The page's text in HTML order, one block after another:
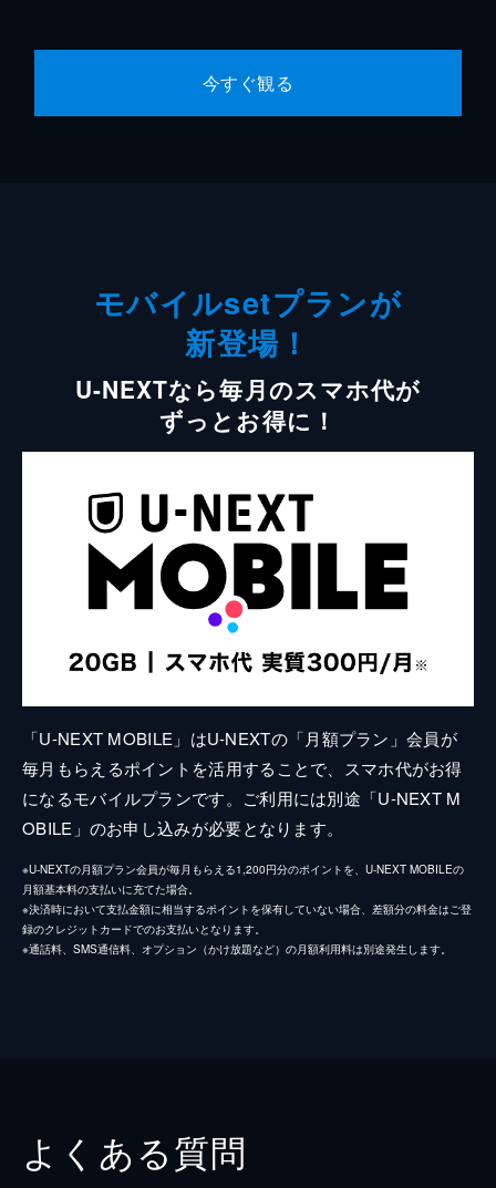
今すぐ観る
モバイルsetプランが
新登場！
U-NEXTなら毎月のスマホ代が
ずっとお得に！
「U-NEXT MOBILE」はU-NEXTの「月額プラン」会員が
毎月もらえるポイントを活用することで、スマホ代がお得
になるモバイルプランです。ご利用には別途「U-NEXT M
OBILE」のお申し込みが必要となります。
※U-NEXTの月額プラン会員が毎月もらえる1,200円分のポイントを、U-NEXT MOBILEの
月額基本料の支払いに充てた場合。
※決済時において支払金額に相当するポイントを保有していない場合、差額分の料金はご登
録のクレジットカードでのお支払いとなります。
※通話料、SMS通信料、オプション（かけ放題など）の月額利用料は別途発生します。
よくある質問